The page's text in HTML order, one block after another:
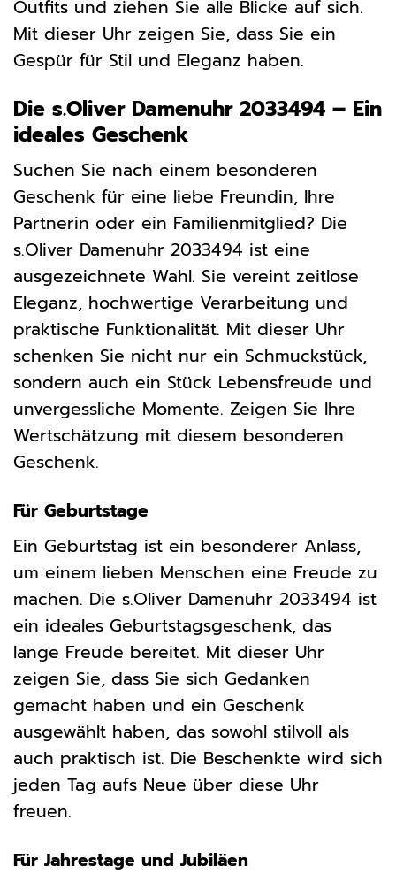
Outfits und ziehen Sie alle Blicke auf sich.
Mit dieser Uhr zeigen Sie, dass Sie ein
Gespür für Stil und Eleganz haben.
Die s.Oliver Damenuhr 2033494 – Ein
ideales Geschenk
Suchen Sie nach einem besonderen
Geschenk für eine liebe Freundin, Ihre
Partnerin oder ein Familienmitglied? Die
s.Oliver Damenuhr 2033494 ist eine
ausgezeichnete Wahl. Sie vereint zeitlose
Eleganz, hochwertige Verarbeitung und
praktische Funktionalität. Mit dieser Uhr
schenken Sie nicht nur ein Schmuckstück,
sondern auch ein Stück Lebensfreude und
unvergessliche Momente. Zeigen Sie Ihre
Wertschätzung mit diesem besonderen
Geschenk.
Für Geburtstage
Ein Geburtstag ist ein besonderer Anlass,
um einem lieben Menschen eine Freude zu
machen. Die s.Oliver Damenuhr 2033494 ist
ein ideales Geburtstagsgeschenk, das
lange Freude bereitet. Mit dieser Uhr
zeigen Sie, dass Sie sich Gedanken
gemacht haben und ein Geschenk
ausgewählt haben, das sowohl stilvoll als
auch praktisch ist. Die Beschenkte wird sich
jeden Tag aufs Neue über diese Uhr
freuen.
Für Jahrestage und Jubiläen